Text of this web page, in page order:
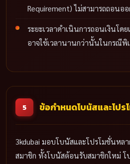
Requirement) ไม่สามารถถอนอ
ระยะเวลาดำเนินการถอนเงินโด
อาจใช้เวลานานกว่านั้นในกรณีพิ
5 ข้อกำหนดโบนัสและโปร
3kdubai มอบโบนัสและโปรโมชั่นหล
สมาชิก ทั้งโบนัสต้อนรับสมาชิกใหม่ โ